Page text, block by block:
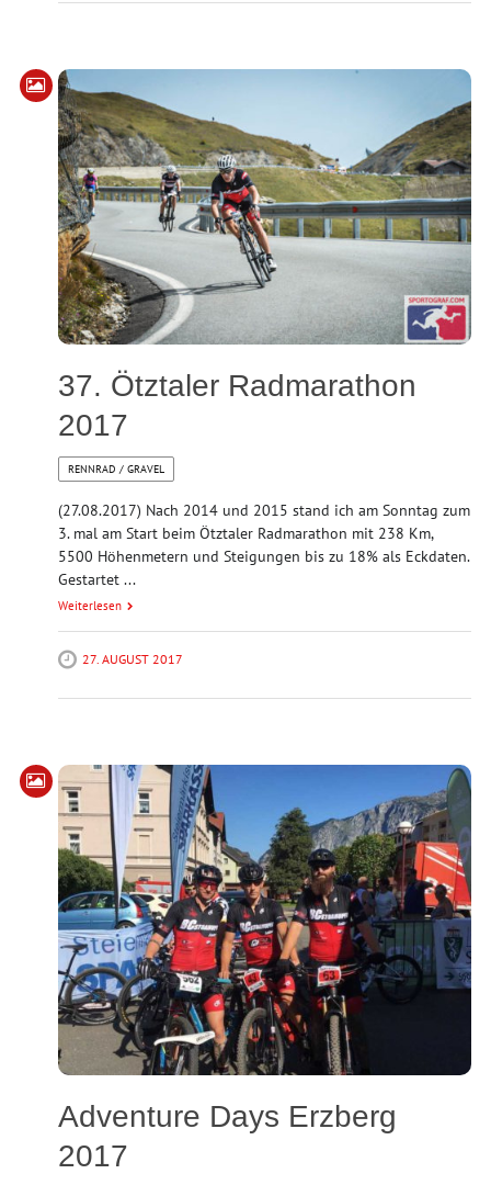
37. Ötztaler Radmarathon
2017
RENNRAD / GRAVEL
(27.08.2017) Nach 2014 und 2015 stand ich am Sonntag zum
3. mal am Start beim Ötztaler Radmarathon mit 238 Km,
5500 Höhenmetern und Steigungen bis zu 18% als Eckdaten.
Gestartet ...
Weiterlesen
27. AUGUST 2017
Adventure Days Erzberg
2017